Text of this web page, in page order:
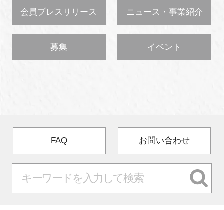
会員プレスリリース ニュース・事業紹介
募集 イベント
FAQ お問い合わせ